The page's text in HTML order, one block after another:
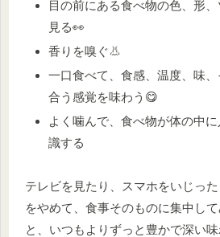
目の前にある食べ物の色、形
見る👀
香りを嗅ぐ👃
一口食べて、食感、温度、味
合う感覚を味わう😋
よく噛んで、食べ物が体の中
識する
テレビを見たり、スマホをいじっ
をやめて、食事そのものに集中し
と、いつもよりずっと豊かで深い